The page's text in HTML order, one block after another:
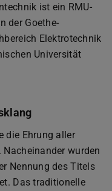
ist ein RMU-
der Goethe-
Elektrotechnik
Universität
die Ehrung aller
wurden
Nennung des Titels
Das traditionelle